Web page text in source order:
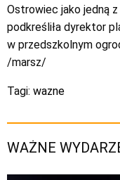
Ostrowiec jako jedną
podkreśliła dyrektor
w przedszkolnym
/marsz/
Tagi: wazne
WAŻNE